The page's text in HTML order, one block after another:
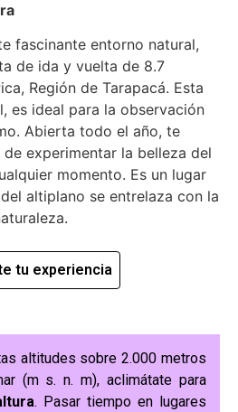
fascinante entorno natural,
de ida y vuelta de 8.7
Región de Tarapacá. Esta
es ideal para la observación
Abierta todo el año, te
experimentar la belleza del
momento. Es un lugar
altiplano se entrelaza con la
tu experiencia
altitudes sobre 2.000 metros
(m s. n. m), aclimátate para
. Pasar tiempo en lugares